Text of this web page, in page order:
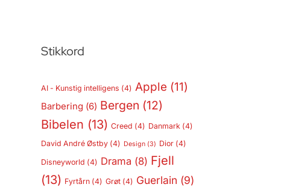
Stikkord
AI - Kunstig intelligens (4) Apple (11)
Barbering (6) Bergen (12)
Bibelen (13) Creed (4) Danmark(4)
David André Østby(4) Design(3) Dior(4)
Disneyworld (4) Drama (8) Fjell
(13) Fyrtårn(4) Grøt(4) Guerlain (9)